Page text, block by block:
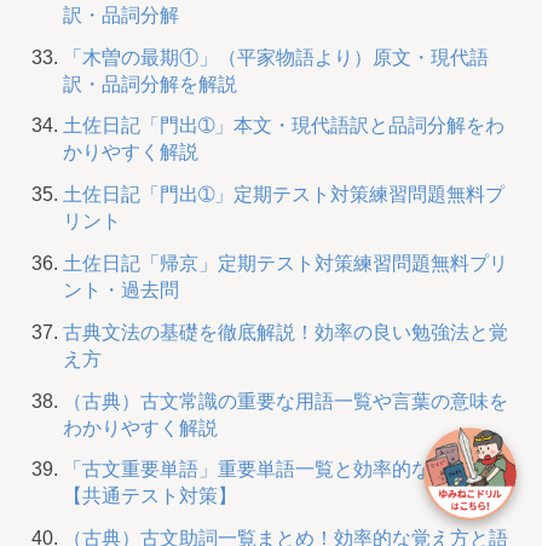
訳・品詞分解
「木曽の最期①」（平家物語より）原文・現代語
訳・品詞分解を解説
土佐日記「門出➀」本文・現代語訳と品詞分解をわ
かりやすく解説
土佐日記「門出➀」定期テスト対策練習問題無料プ
リント
土佐日記「帰京」定期テスト対策練習問題無料プリ
ント・過去問
古典文法の基礎を徹底解説！効率の良い勉強法と覚
え方
（古典）古文常識の重要な用語一覧や言葉の意味を
わかりやすく解説
「古文重要単語」重要単語一覧と効率的な覚え方
【共通テスト対策】
（古典）古文助詞一覧まとめ！効率的な覚え方と語